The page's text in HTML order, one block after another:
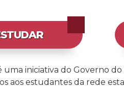
uma iniciativa do Governo
aos estudantes da rede